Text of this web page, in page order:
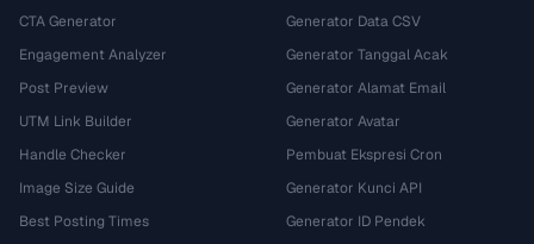
CTA Generator
Engagement Analyzer
Post Preview
UTM Link Builder
Handle Checker
Image Size Guide
Best Posting Times
Generator Data CSV
Generator Tanggal Acak
Generator Alamat Email
Generator Avatar
Pembuat Ekspresi Cron
Generator Kunci API
Generator ID Pendek